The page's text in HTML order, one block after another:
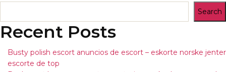
Search
Recent Posts
Busty polish escort anuncios de escort – eskorte norske jenter
escorte de top